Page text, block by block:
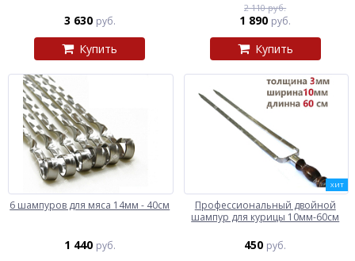
3 630 руб.
Купить
2 110 руб.
1 890 руб.
Купить
6 шампуров для мяса 14мм - 40см
1 440 руб.
ХИТ
Профессиональный двойной
шампур для курицы 10мм-60см
450 руб.